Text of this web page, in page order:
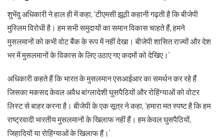
शुभेंदु अधिकारी ने हाल ही में कहा, ‘टीएमसी झूठी कहानी गढ़ती है कि बीजेपी
मुस्लिम विरोधी है। हम सभी समुदायों का समान विकास चाहते हैं, हमने
मुसलमानों को कभी वोट बैंक के रूप में नहीं देखा। बीजेपी शासित राज्यों और देश
भर में मुसलमानों के विकास के लिए उठाए गए कदमों को देखिए।’
अधिकारी कहते हैं कि भारत के मुसलमान एसआईआर का समर्थन कर रहे हैं
जिसका मकसद केवल अवैध बांग्लादेशी घुसपैठियों और रोहिंग्याओं को वोटर
लिस्ट से बाहर करना है। बीजेपी के एक सूत्र ने कहा, ‘हमारा मत स्पष्ट है कि हम
राष्ट्रवादी भारतीय मुसलमानों के खिलाफ नहीं हैं। हम केवल घुसपैठियों,
जिहादियों या रोहिंग्याओं के खिलाफ हैं।’